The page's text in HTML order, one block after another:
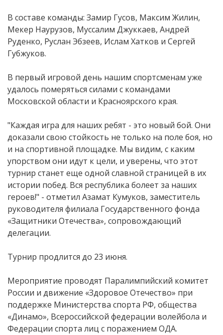
В составе команды: Замир Гусов, Максим Жилин,
Мекер Наурузов, Муссалим Джуккаев, Андрей
Руденко, Руслан Эбзеев, Ислам Хатков и Сергей
Губжуков.
В первый игровой день нашим спортсменам уже
удалось померяться силами с командами
Московской области и Красноярского края.
"Каждая игра для наших ребят - это новый бой. Они
доказали свою стойкость не только на поле боя, но
и на спортивной площадке. Мы видим, с каким
упорством они идут к цели, и уверены, что этот
турнир станет еще одной славной страницей в их
истории побед. Вся республика болеет за наших
героев!" - отметил Азамат Кумуков, заместитель
руководителя филиала Государственного фонда
«Защитники Отечества», сопровождающий
делегации.
Турнир продлится до 23 июня.
Мероприятие проводят Паралимпийский комитет
России и движение «Здоровое Отечество» при
поддержке Министерства спорта РФ, общества
«Динамо», Всероссийской федерации волейбола и
Федерации спорта лиц с поражением ОДА.